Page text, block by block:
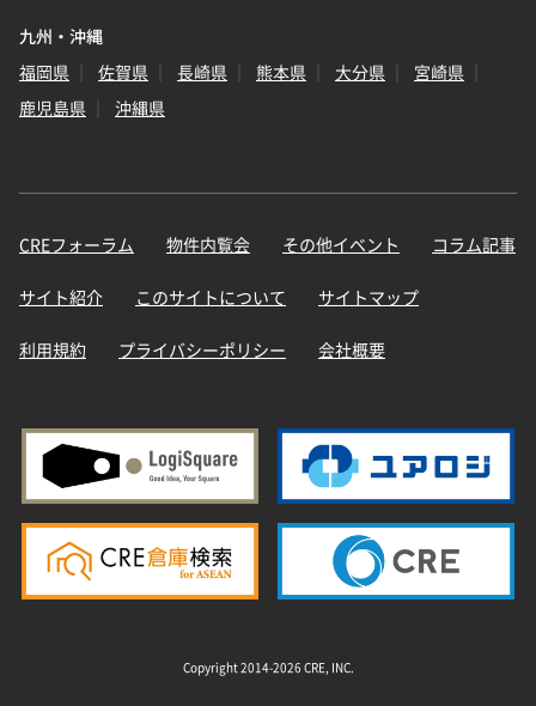
九州・沖縄
福岡県
佐賀県 長崎県 熊本県 大分県
宮崎県
鹿児島県
沖縄県
CREフォーラム 物件内覧会 その他イベント コラム記事
サイト紹介 このサイトについて サイトマップ
利用規約 プライバシーポリシー 会社概要
Copyright 2014-2026 CRE, INC.